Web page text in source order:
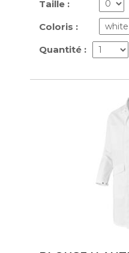
Taille :
Coloris :
Quantité :